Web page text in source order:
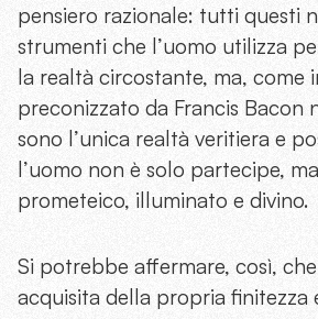
pensiero razionale: tutti questi
strumenti che l’uomo utilizza
la realtà circostante, ma, come
preconizzato da Francis Bacon
sono l’unica realtà veritiera e
l’uomo non è solo partecipe,
prometeico, illuminato e divino.
Si potrebbe affermare, così,
acquisita della propria finitezza